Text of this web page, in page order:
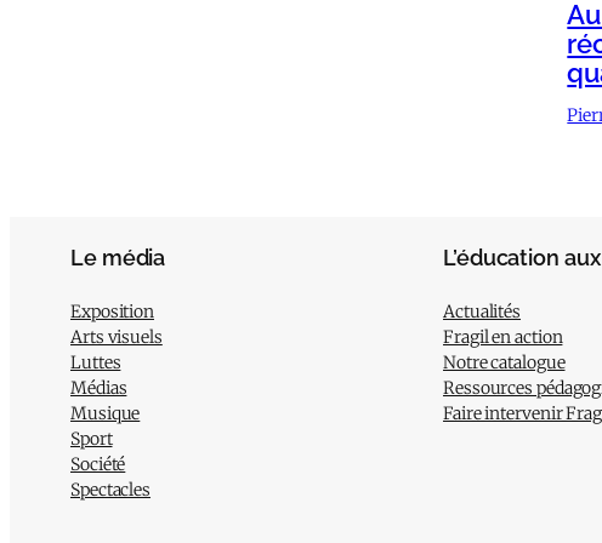
Le média
Exposition
Arts visuels
Luttes
Médias
Musique
Sport
Société
Spectacles
L’éducation
Actualités
Fragil en action
Notre catalogue
Ressources
Faire intervenir